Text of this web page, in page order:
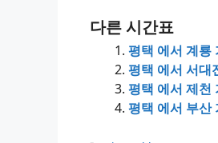
다른 시간표
평택 에서 계룡
평택 에서 서대
평택 에서 제천
평택 에서 부산